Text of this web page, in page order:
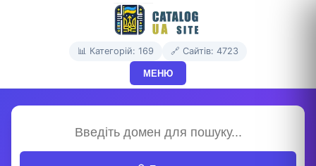
📊 Категорій: 169 🔗 Сайтів: 4723
МЕНЮ